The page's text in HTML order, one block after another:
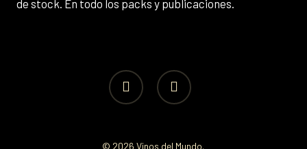
de stock. En todo los packs y publicaciones.
facebook instagram
© 2026 Vinos del Mundo.